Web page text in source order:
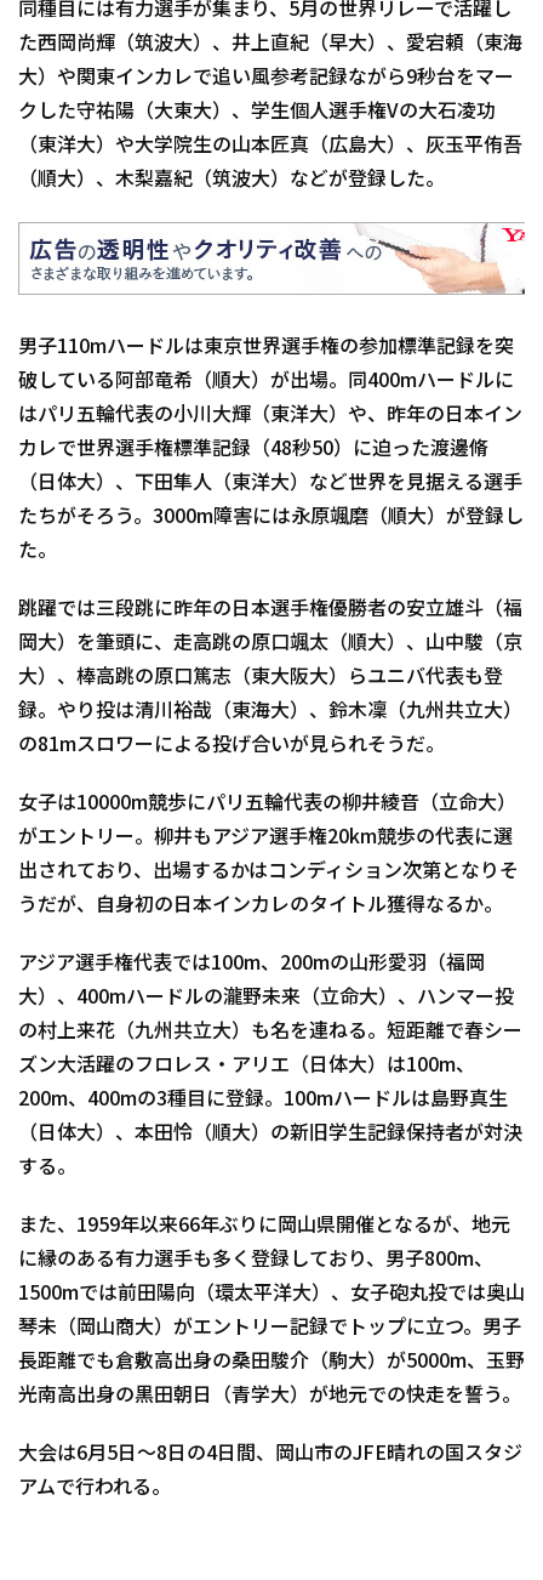
同種目には有力選手が集まり、5月の世界リレーで活躍し
た西岡尚輝（筑波大）、井上直紀（早大）、愛宕頼（東海
大）や関東インカレで追い風参考記録ながら9秒台をマー
クした守祐陽（大東大）、学生個人選手権Vの大石凌功
（東洋大）や大学院生の山本匠真（広島大）、灰玉平侑吾
（順大）、木梨嘉紀（筑波大）などが登録した。
男子110mハードルは東京世界選手権の参加標準記録を突
破している阿部竜希（順大）が出場。同400mハードルに
はパリ五輪代表の小川大輝（東洋大）や、昨年の日本イン
カレで世界選手権標準記録（48秒50）に迫った渡邊脩
（日体大）、下田隼人（東洋大）など世界を見据える選手
たちがそろう。3000m障害には永原颯磨（順大）が登録し
た。
跳躍では三段跳に昨年の日本選手権優勝者の安立雄斗（福
岡大）を筆頭に、走高跳の原口颯太（順大）、山中駿（京
大）、棒高跳の原口篤志（東大阪大）らユニバ代表も登
録。やり投は清川裕哉（東海大）、鈴木凜（九州共立大）
の81mスロワーによる投げ合いが見られそうだ。
女子は10000m競歩にパリ五輪代表の柳井綾音（立命大）
がエントリー。柳井もアジア選手権20km競歩の代表に選
出されており、出場するかはコンディション次第となりそ
うだが、自身初の日本インカレのタイトル獲得なるか。
アジア選手権代表では100m、200mの山形愛羽（福岡
大）、400mハードルの瀧野未来（立命大）、ハンマー投
の村上来花（九州共立大）も名を連ねる。短距離で春シー
ズン大活躍のフロレス・アリエ（日体大）は100m、
200m、400mの3種目に登録。100mハードルは島野真生
（日体大）、本田怜（順大）の新旧学生記録保持者が対決
する。
また、1959年以来66年ぶりに岡山県開催となるが、地元
に縁のある有力選手も多く登録しており、男子800m、
1500mでは前田陽向（環太平洋大）、女子砲丸投では奥山
琴未（岡山商大）がエントリー記録でトップに立つ。男子
長距離でも倉敷高出身の桑田駿介（駒大）が5000m、玉野
光南高出身の黒田朝日（青学大）が地元での快走を誓う。
大会は6月5日～8日の4日間、岡山市のJFE晴れの国スタジ
アムで行われる。